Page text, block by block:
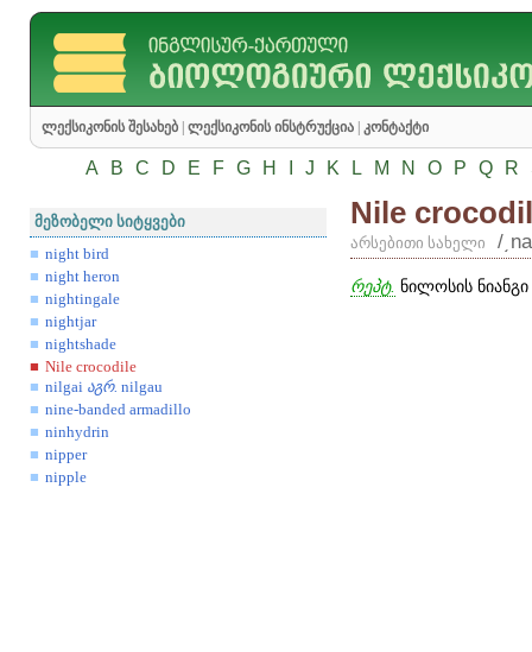
ლექსიკონის შესახებ ლექსიკონის ინსტრუქცია კონტაქტი
A B C D E F G H J K L M N O P Q R
მეზობელი სიტყვები
night bird
night heron
nightingale
nightjar
nightshade
Nile crocodile
nilgai აგრ. nilgau
nine-banded armadillo
ninhydrin
nipper
nipple
Nile
არსებითი სახელი /
რეპტ. ნილოსის ნიანგი